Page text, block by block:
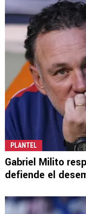
PLANTEL
Gabriel Milito
defiende el